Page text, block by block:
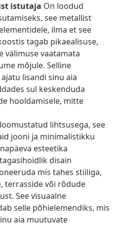
istutaja On loodud
see metallist
ilma et see
tagab pikaealisuse,
välimuse vaatamata
mõjule. Selline
lisandi sinu aia
sul keskenduda
hooldamisele, mitte
lihtsusega, see
jooni ja minimalistikku
esteetika
disain
mis tahes stiiliga,
terrasside või rõdude
See visuaalne
selle põhielemendiks, mis
aia muutuvate